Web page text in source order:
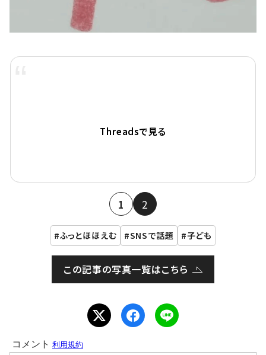
Threadsで見る
1 2
ふっとほほえむ SNSで話題 子ども
この記事の写真一覧はこちら